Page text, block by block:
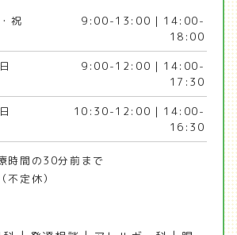
祝
9:00-13:00 | 14:00-
18:00
9:00-12:00 | 14:00-
17:30
10:30-12:00 | 14:00-
16:30
時間の30分前まで
定休）